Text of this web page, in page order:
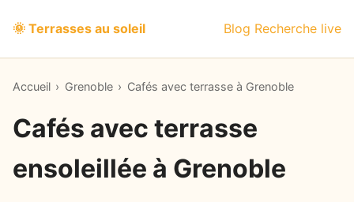
🌞 Terrasses au soleil Blog Recherche live
Accueil › Grenoble › Cafés avec terrasse à Grenoble
Cafés avec terrasse
ensoleillée à Grenoble